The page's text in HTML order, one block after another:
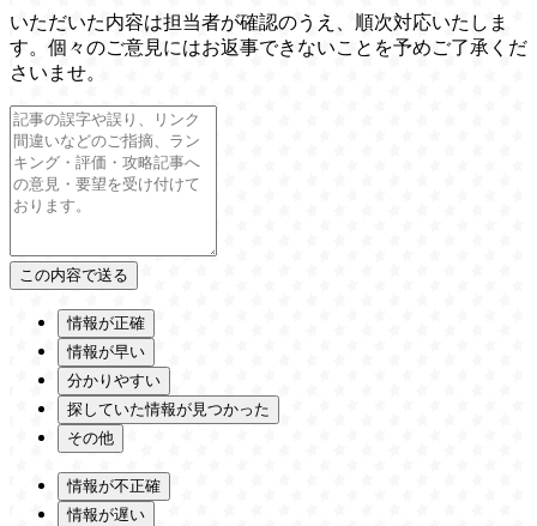
いただいた内容は担当者が確認のうえ、順次対応いたしま
す。個々のご意見にはお返事できないことを予めご了承くだ
さいませ。
情報が正確
情報が早い
分かりやすい
探していた情報が見つかった
その他
情報が不正確
情報が遅い